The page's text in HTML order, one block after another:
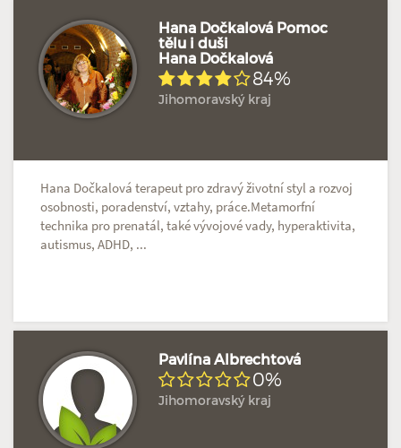
Hana Dočkalová Pomoc
tělu i duši
Hana Dočkalová
84%
Jihomoravský kraj
Hana Dočkalová terapeut pro zdravý životní styl a rozvoj
osobnosti, poradenství, vztahy, práce.Metamorfní
technika pro prenatál, také vývojové vady, hyperaktivita,
autismus, ADHD, ...
Pavlína Albrechtová
0%
Jihomoravský kraj
Doposud žádné hodnocení Profil terapeuta
Doposud žádné hodnocení